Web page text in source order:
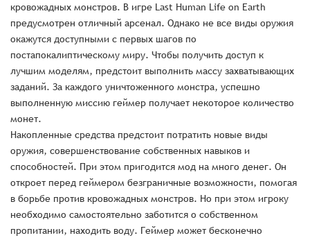
кровожадных монстров. В игре Last Human Life on Earth
предусмотрен отличный арсенал. Однако не все виды оружия
окажутся доступными с первых шагов по
постапокалиптическому миру. Чтобы получить доступ к
лучшим моделям, предстоит выполнить массу захватывающих
заданий. За каждого уничтоженного монстра, успешно
выполненную миссию геймер получает некоторое количество
монет.
Накопленные средства предстоит потратить новые виды
оружия, совершенствование собственных навыков и
способностей. При этом пригодится мод на много денег. Он
откроет перед геймером безграничные возможности, помогая
в борьбе против кровожадных монстров. Но при этом игроку
необходимо самостоятельно заботится о собственном
пропитании, находить воду. Геймер может бесконечно